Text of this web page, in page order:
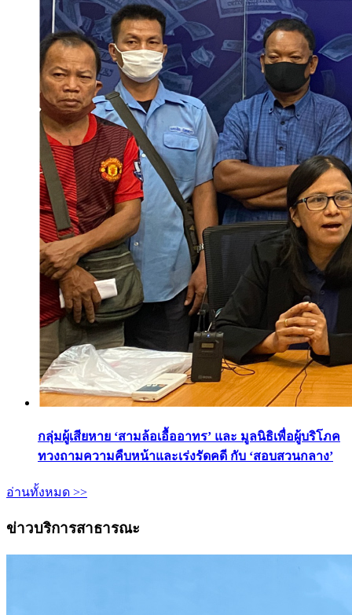
กลุ่มผู้เสียหาย ‘สามล้อเอื้ออาทร’ และ มูลนิธิเพื่อผู้บริโภค
ทวงถามความคืบหน้าและเร่งรัดคดี กับ ‘สอบสวนกลาง’
อ่านทั้งหมด >>
ข่าวบริการสาธารณะ